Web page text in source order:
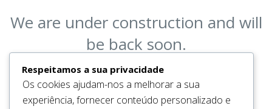
We are under construction and will
be back soon.
Respeitamos a sua privacidade
Os cookies ajudam-nos a melhorar a sua
experiência, fornecer conteúdo personalizado e